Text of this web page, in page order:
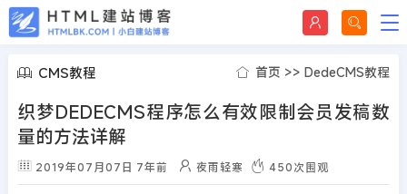
CMS教程 首页 >>DedeCMS教程
织梦DEDECMS程序怎么有效限制会员发稿数
量的方法详解
2019年07月07日 7年前 夜雨轻寒 450次围观